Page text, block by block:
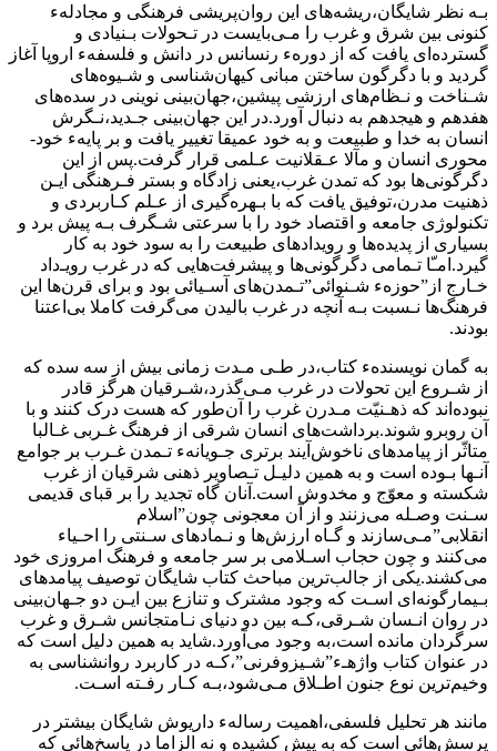
بـه نظر شایگان،ریشه‌های این روان‌پریشی فرهنگی‌ و مجادلهء‌
کنونی بین شرق و غرب را‌ مـی‌بایست‌ در تـحولات‌ بـنیادی‌ و
گسترده‌ای‌ یافت که از دورهء رنسانس‌ در‌ دانش‌ و فلسفهء اروپا آغاز
گردید و با دگرگون ساختن مبانی کیهان‌شناسی‌ و شـیوه‌های
شـناخت و نـظام‌های‌ ارزشی‌ پیشین،جهان‌بینی نوینی در سده‌های‌
هفدهم‌ و هیجدهم به دنبال آورد‌.در‌ این جهان‌بینی جـدید،نـگرش
انسان‌ به‌‌ خدا و طبیعت و به خود عمیقا تغییر یافت و بر پایهء خود-
محوری انسان و مآلا‌ عـقلانیت‌ عـلمی قرار گرفت.پس از‌ این‌
دگرگونی‌ها‌ بود که تمدن‌ غرب‌،یعنی‌ زادگاه و بستر فـرهنگی‌ ایـن‌
ذهنیت مدرن،توفیق یافت که با بـهره‌گیری از عـلم‌ کـاربردی و
تکنولوژی جامعه و اقتصاد خود‌ را‌ با سرعتی شـگرف بـه پیش برد‌ و
بسیاری‌ از پدیده‌ها‌ و رویدادهای‌ طبیعت‌ را به سود خود‌ به کار
گیرد.امـّا تـمامی دگرگونی‌ها و پیشرفت‌هایی که در غرب رویـ‌داد
خـارج از”حوزهء شـنوائی‌‌”تـمدن‌های‌ آسـیائی بود و برای قرن‌ها این
فرهنگ‌ها‌ نـسبت‌ بـه‌ آنچه‌ در‌ غرب بالیدن می‌گرفت‌ کاملا‌ بی‌اعتنا
بودند.
به گمان نویسندهء کتاب،در طـی مـدت زمانی بیش از سه سده که
از‌ شـروع‌‌ این‌ تحولات در غرب مـی‌گذرد،شـرقیان هرگز قادر‌
نبوده‌اند‌ که‌ ذهـنیّت‌ مـدرن‌‌ غرب‌ را آن‌طور که هست درک کنند و با
آن روبرو شوند.برداشت‌های انسان‌ شرقی از فرهنگ غـربی غـالبا
متاثّر از پیامدهای ناخوش‌آیند برتری جـویانهء تـمدن غـرب بر جوامع‌
آنـها بـوده است و به همین دلیـل تـصاویر ذهنی شرقیان از غرب
شکسته و معوّج و مخدوش است.آنان گاه تجدید را بر قبای قدیمی
سـنت‌ وصـله می‌زنند و از آن معجونی چون‌”اسلام‌
انقلابی‌‌”مـی‌سازند و گـاه ارزش‌ها و نـمادهای سـنتی را احـیاء
می‌کنند و چون حجاب اسـلامی بر سر جامعه و فرهنگ امروزی خود
می‌کشند.یکی از جالب‌ترین مباحث کتاب شایگان‌ توصیف پیامدهای
بـیمارگونه‌ای اسـت که‌ وجود‌ مشترک و تنازع بین ایـن دو جـهان‌بینی
در روان انـسان شـرقی،کـه بین دو دنیای نـامتجانس شـرق و غرب‌
سرگردان مانده است،به وجود می‌آورد‌.شاید‌ به همین دلیل است که‌
در‌ عنوان‌ کتاب واژهـء”شـیزوفرنی‌”،کـه در کاربرد روانشناسی به
وخیم‌ترین نوع جنون‌ اطـلاق مـی‌شود،بـه کـار رفـته اسـت.
مانند هر تحلیل فلسفی،اهمیت رسالهء‌ داریوش‌ شایگان بیشتر در
پرسش‌هائی‌‌ است‌ که به پیش کشیده و نه الزاما در پاسخ‌هائی که